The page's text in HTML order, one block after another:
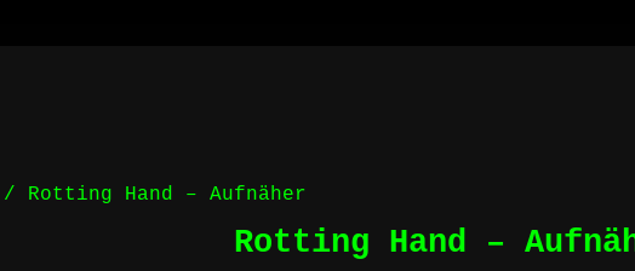
/ Rotting Hand – Aufnäher
Rotting Hand –